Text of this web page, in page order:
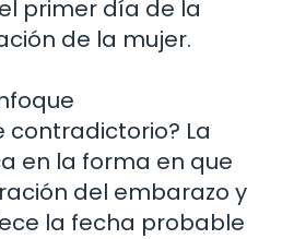
primer día de la
de la mujer.
La
en la forma en que
del embarazo y
la fecha probable